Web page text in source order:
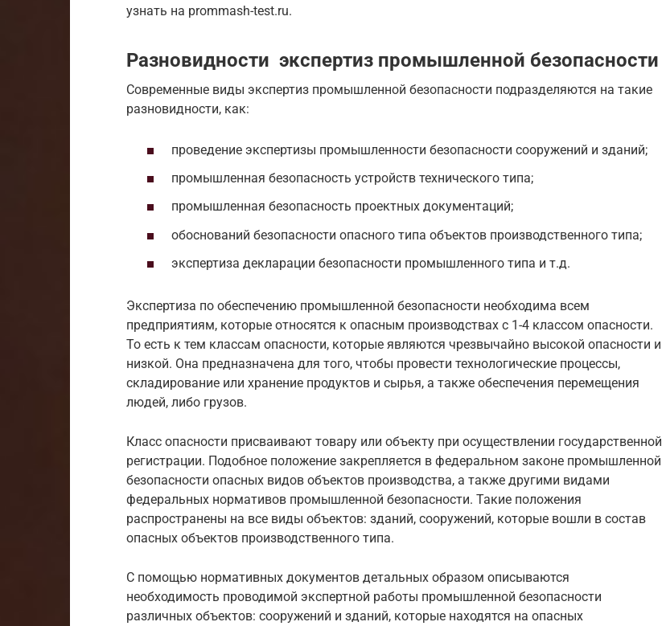
узнать на prommash-test.ru.
Разновидности экспертиз промышленной безопасности
Современные виды экспертиз промышленной безопасности подразделяются на такие
разновидности, как:
проведение экспертизы промышленности безопасности сооружений и зданий;
промышленная безопасность устройств технического типа;
промышленная безопасность проектных документаций;
обоснований безопасности опасного типа объектов производственного типа;
экспертиза декларации безопасности промышленного типа и т.д.
Экспертиза по обеспечению промышленной безопасности необходима всем
предприятиям, которые относятся к опасным производствах с 1-4 классом опасности.
То есть к тем классам опасности, которые являются чрезвычайно высокой опасности и
низкой. Она предназначена для того, чтобы провести технологические процессы,
складирование или хранение продуктов и сырья, а также обеспечения перемещения
людей, либо грузов.
Класс опасности присваивают товару или объекту при осуществлении государственной
регистрации. Подобное положение закрепляется в федеральном законе промышленной
безопасности опасных видов объектов производства, а также другими видами
федеральных нормативов промышленной безопасности. Такие положения
распространены на все виды объектов: зданий, сооружений, которые вошли в состав
опасных объектов производственного типа.
С помощью нормативных документов детальных образом описываются
необходимость проводимой экспертной работы промышленной безопасности
различных объектов: сооружений и зданий, которые находятся на опасных